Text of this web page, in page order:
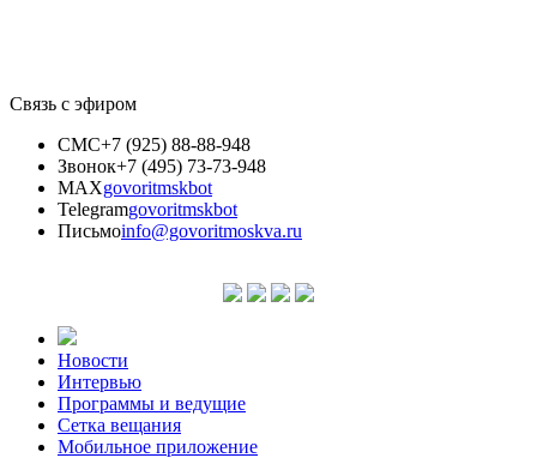
Связь с эфиром
СМС+7 (925) 88-88-948
Звонок+7 (495) 73-73-948
MAXgovoritmskbot
Telegramgovoritmskbot
Письмоinfo@govoritmoskva.ru
Новости
Интервью
Программы и ведущие
Сетка вещания
Мобильное приложение